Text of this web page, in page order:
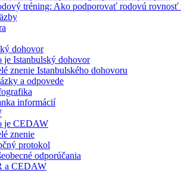
tréning: Ako podporovať rodovú rovnosť
dohovor
je Istanbulský dohovor
znenie Istanbulského dohovoru
a odpovede
informácií
je CEDAW
znenie
protokol
odporúčania
a CEDAW